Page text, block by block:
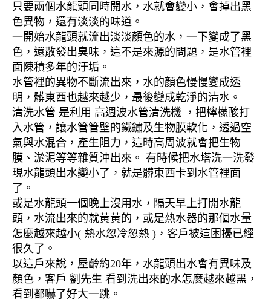
只要兩個水龍頭同時開水，水就會變小，會掉出黑
色異物，還有淡淡的味道。
一開始水龍頭就流出淡淡顏色的水，一下變成了黑
色，還散發出臭味，這不是來源的問題，是水管裡
面陳積多年的汙垢。
水管裡的異物不斷流出來，水的顏色慢慢變成透
明，髒東西也越來越少，最後變成乾淨的清水。
清洗水管 是利用 高週波水管清洗機 ，把檸檬酸打
入水管，讓水管管壁的鐵鏽及生物膜軟化，透過空
氣與水混合，產生阻力，這時高周波就會把生物
膜、淤泥等等雜質沖出來。 有時候把水塔洗一洗發
現水龍頭出水變小了，就是髒東西卡到水管裡面
了。
或是水龍頭一個晚上沒用水，隔天早上打開水龍
頭，水流出來的就黃黃的，或是熱水器的那個水量
怎麼越來越小( 熱水忽冷忽熱 )，客戶被這困擾已經
很久了。
以這戶來說，屋齡約20年，水龍頭出水會有異味及
顏色，客戶 劉先生 看到洗出來的水怎麼越來越黑，
看到都嚇了好大一跳。